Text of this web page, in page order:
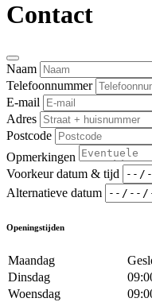
Contact
Naam
Telefoonnummer
E-mail
Adres
Postcode
Opmerkingen
Voorkeur datum & tijd
Alternatieve datum
Openingstijden
Maandag
Dinsdag
Woensdag